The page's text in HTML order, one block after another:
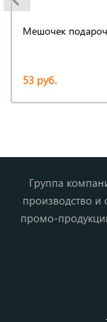
Мешочек
53 руб.
Группа
производство и
промо-